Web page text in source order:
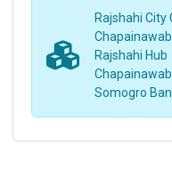
Rajshahi City
Rajshahi Hub
Somogro